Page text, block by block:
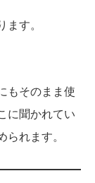
す。
もそのまま使
に聞かれてい
れます。